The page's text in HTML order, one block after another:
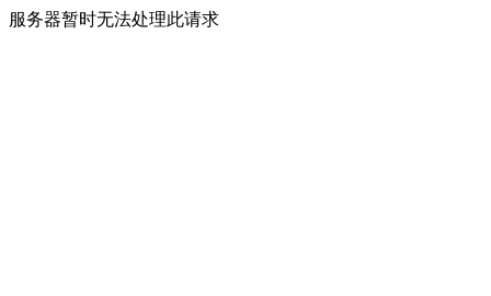
服务器暂时无法处理此请求